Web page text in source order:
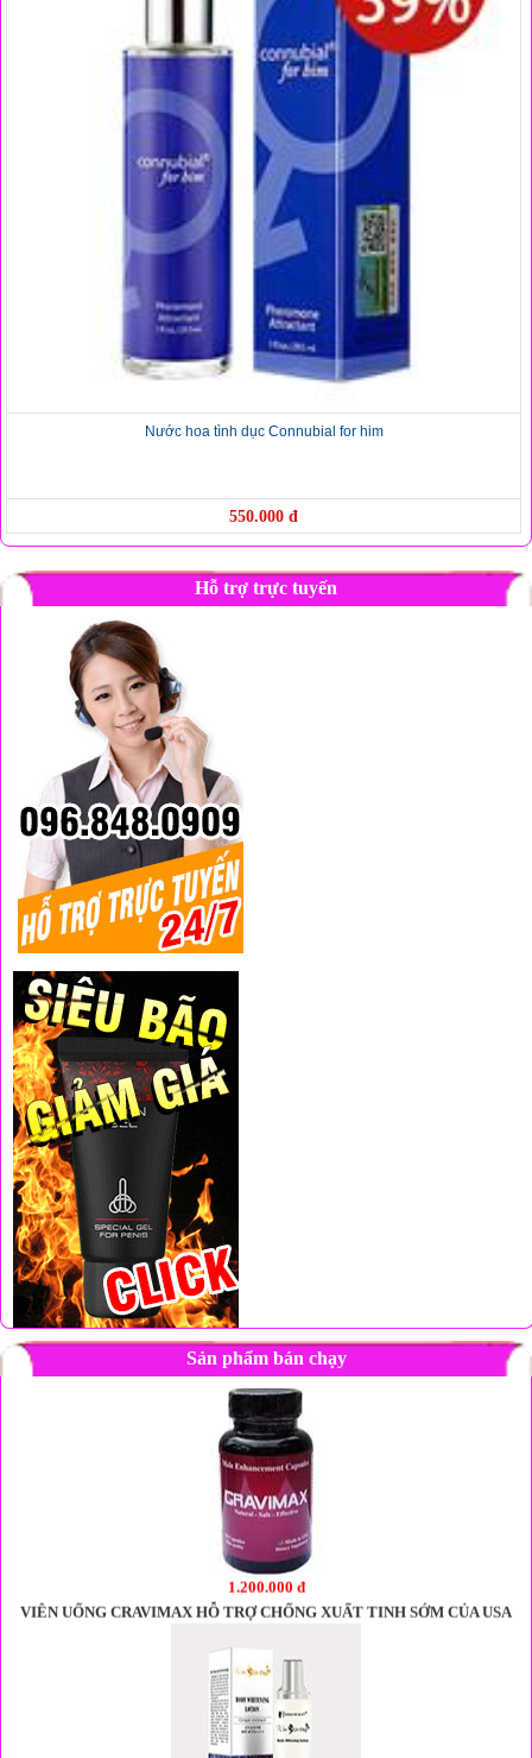
Nước hoa tình dục Connubial for him
550.000 đ
Hỗ trợ trực tuyến
Sản phẩm bán chạy
1.200.000 đ
VIÊN UỐNG CRAVIMAX HỖ TRỢ CHỐNG XUẤT TINH SỚM CỦA USA
480.000 đ